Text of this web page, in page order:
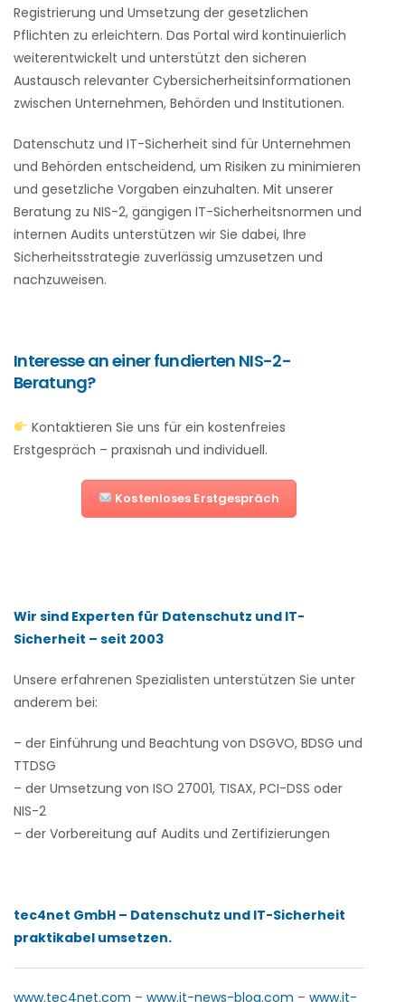
Registrierung und Umsetzung der gesetzlichen
Pflichten zu erleichtern. Das Portal wird kontinuierlich
weiterentwickelt und unterstützt den sicheren
Austausch relevanter Cybersicherheitsinformationen
zwischen Unternehmen, Behörden und Institutionen.
Datenschutz und IT-Sicherheit sind für Unternehmen
und Behörden entscheidend, um Risiken zu minimieren
und gesetzliche Vorgaben einzuhalten. Mit unserer
Beratung zu NIS-2, gängigen IT-Sicherheitsnormen und
internen Audits unterstützen wir Sie dabei, Ihre
Sicherheitsstrategie zuverlässig umzusetzen und
nachzuweisen.
Interesse an einer fundierten NIS-2-
Beratung?
Kontaktieren Sie uns für ein kostenfreies
Erstgespräch – praxisnah und individuell.
Kostenloses Erstgespräch
Wir sind Experten für Datenschutz und IT-
Sicherheit – seit 2003
Unsere erfahrenen Spezialisten unterstützen Sie unter
anderem bei:
– der Einführung und Beachtung von DSGVO, BDSG und
TTDSG
– der Umsetzung von ISO 27001, TISAX, PCI-DSS oder
NIS-2
– der Vorbereitung auf Audits und Zertifizierungen
tec4net GmbH – Datenschutz und IT-Sicherheit
praktikabel umsetzen.
www.tec4net.com – www.it-news-blog.com – www.it-